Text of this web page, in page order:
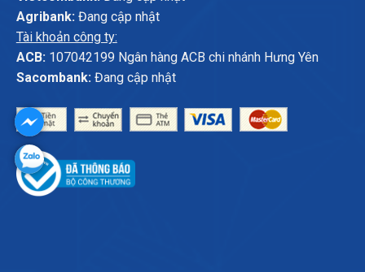
Agribank:Đang cập nhật
Tài khoản công ty:
ACB:107042199 Ngân hàng ACB chi nhánh Hưng Yên
Sacombank:Đang cập nhật